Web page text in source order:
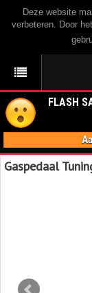
Deze website
verbeteren. Door
FLASH
Gaspedaal